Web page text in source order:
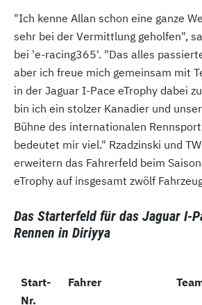
"Ich kenne Allan schon eine ganze
sehr bei der Vermittlung geholfen",
bei 'e-racing365'. "Das alles
aber ich freue mich gemeinsam mit
in der Jaguar I-Pace eTrophy dabei
bin ich ein stolzer Kanadier und
Bühne des internationalen
bedeutet mir viel." Rzadzinski und
erweitern das Fahrerfeld beim
eTrophy auf insgesamt zwölf
Das Starterfeld für das Jaguar I-
Rennen in Diriyya
Start-
Nr.
Fahrer
Start-
Nr.